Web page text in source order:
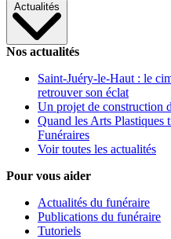
Actualités
Nos actualités
Saint-Juéry-le-Haut : le
retrouver son éclat
Un projet de construction
Quand les Arts Plastiques
Funéraires
Voir toutes les actualités
Pour vous aider
Actualités du funéraire
Publications du funéraire
Tutoriels